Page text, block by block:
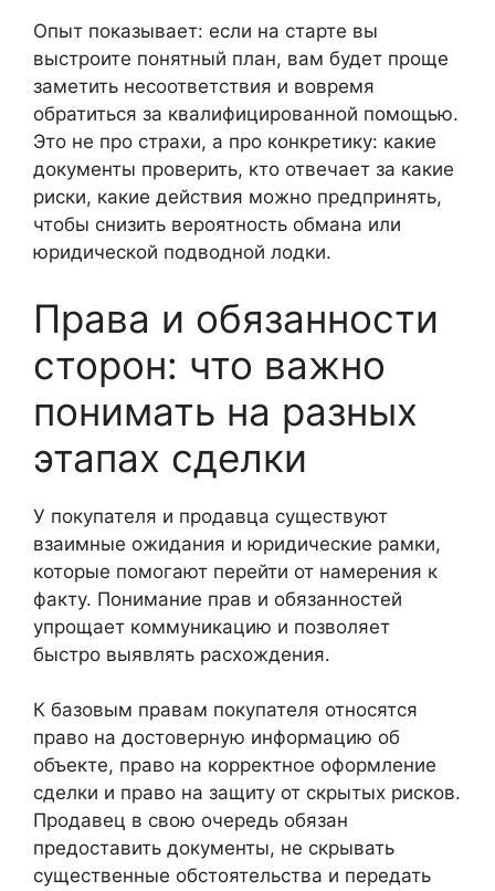
Опыт показывает: если на старте вы
выстроите понятный план, вам будет проще
заметить несоответствия и вовремя
обратиться за квалифицированной помощью.
Это не про страхи, а про конкретику: какие
документы проверить, кто отвечает за какие
риски, какие действия можно предпринять,
чтобы снизить вероятность обмана или
юридической подводной лодки.
Права и обязанности
сторон: что важно
понимать на разных
этапах сделки
У покупателя и продавца существуют
взаимные ожидания и юридические рамки,
которые помогают перейти от намерения к
факту. Понимание прав и обязанностей
упрощает коммуникацию и позволяет
быстро выявлять расхождения.
К базовым правам покупателя относятся
право на достоверную информацию об
объекте, право на корректное оформление
сделки и право на защиту от скрытых рисков.
Продавец в свою очередь обязан
предоставить документы, не скрывать
существенные обстоятельства и передать